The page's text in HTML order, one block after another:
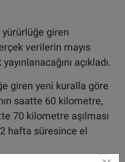
yürürlüğe giren
verilerin mayıs
açıkladı.
giren yeni kuralla göre
saatte 60 kilometre,
70 kilometre aşılması
hafta süresince el